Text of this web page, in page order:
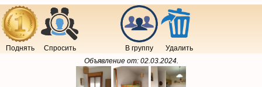
Поднять Спросить В группу
Удалить
Объявление от: 02.03.2024.